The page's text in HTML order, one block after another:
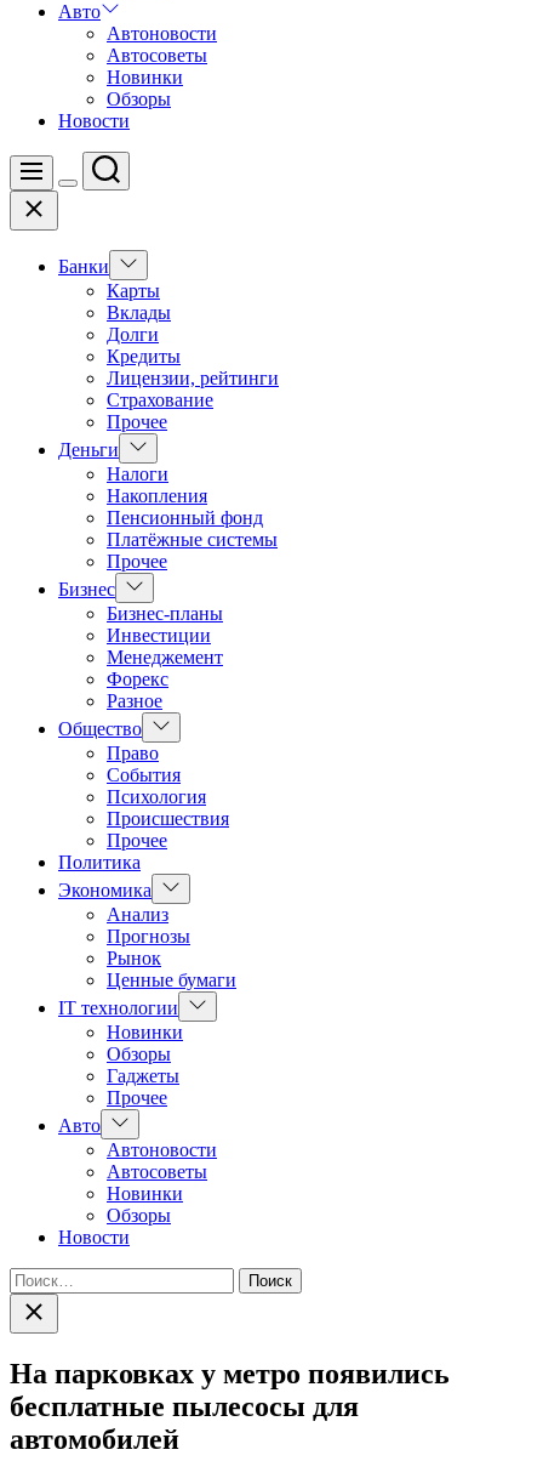
Авто
Автоновости
Автосоветы
Новинки
Обзоры
Новости
Меню
Цвет
Поиск
Закрыть
Банки
Показать
подменю
Карты
Вклады
Долги
Кредиты
Лицензии, рейтинги
Страхование
Прочее
Деньги
Показать
подменю
Налоги
Накопления
Пенсионный фонд
Платёжные системы
Прочее
Бизнес Показать
подменю
Бизнес-планы
Инвестиции
Менеджемент
Форекс
Разное
Общество Показать
подменю
Право
События
Психология
Происшествия
Прочее
Политика
Экономика
Показать
подменю
Анализ
Прогнозы
Рынок
Ценные бумаги
IT технологии
Показать
подменю
Новинки
Обзоры
Гаджеты
Прочее
Авто Показать
подменю
Автоновости
Автосоветы
Новинки
Обзоры
Новости
Найти:
Закрыть
поиск
На парковках у метро появились
бесплатные пылесосы для
автомобилей